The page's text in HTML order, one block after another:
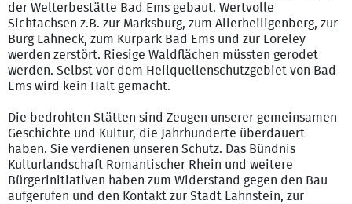
der Welterbestätte Bad Ems gebaut. Wertvolle
Sichtachsen z.B. zur Marksburg, zum Allerheiligenberg, zur
Burg Lahneck, zum Kurpark Bad Ems und zur Loreley
werden zerstört. Riesige Waldflächen müssten gerodet
werden. Selbst vor dem Heilquellenschutzgebiet von Bad
Ems wird kein Halt gemacht.
Die bedrohten Stätten sind Zeugen unserer gemeinsamen
Geschichte und Kultur, die Jahrhunderte überdauert
haben. Sie verdienen unseren Schutz. Das Bündnis
Kulturlandschaft Romantischer Rhein und weitere
Bürgerinitiativen haben zum Widerstand gegen den Bau
aufgerufen und den Kontakt zur Stadt Lahnstein, zur